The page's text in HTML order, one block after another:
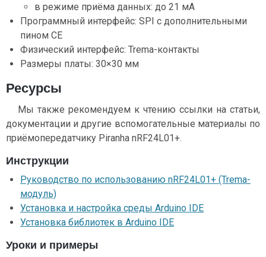
в режиме приёма данных: до 21 мА
Программный интерфейс: SPI с дополнительными
пином CE
Физический интерфейс: Trema-контакты
Размеры платы: 30×30 мм
Ресурсы
Мы также рекомендуем к чтению ссылки на статьи,
документации и другие вспомогательные материалы по
приёмопередатчику Piranha nRF24L01+.
Инструкции
Руководство по использованию nRF24L01+ (Trema-
модуль)
Установка и настройка среды Arduino IDE
Установка библиотек в Arduino IDE
Уроки и примеры